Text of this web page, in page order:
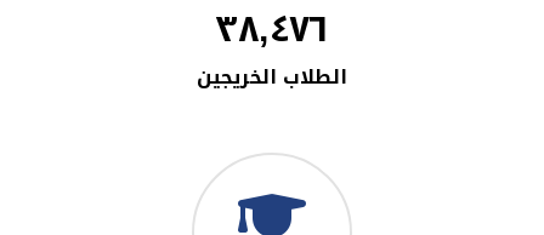
٣٨,٤٧٦
الطلاب الخريجين